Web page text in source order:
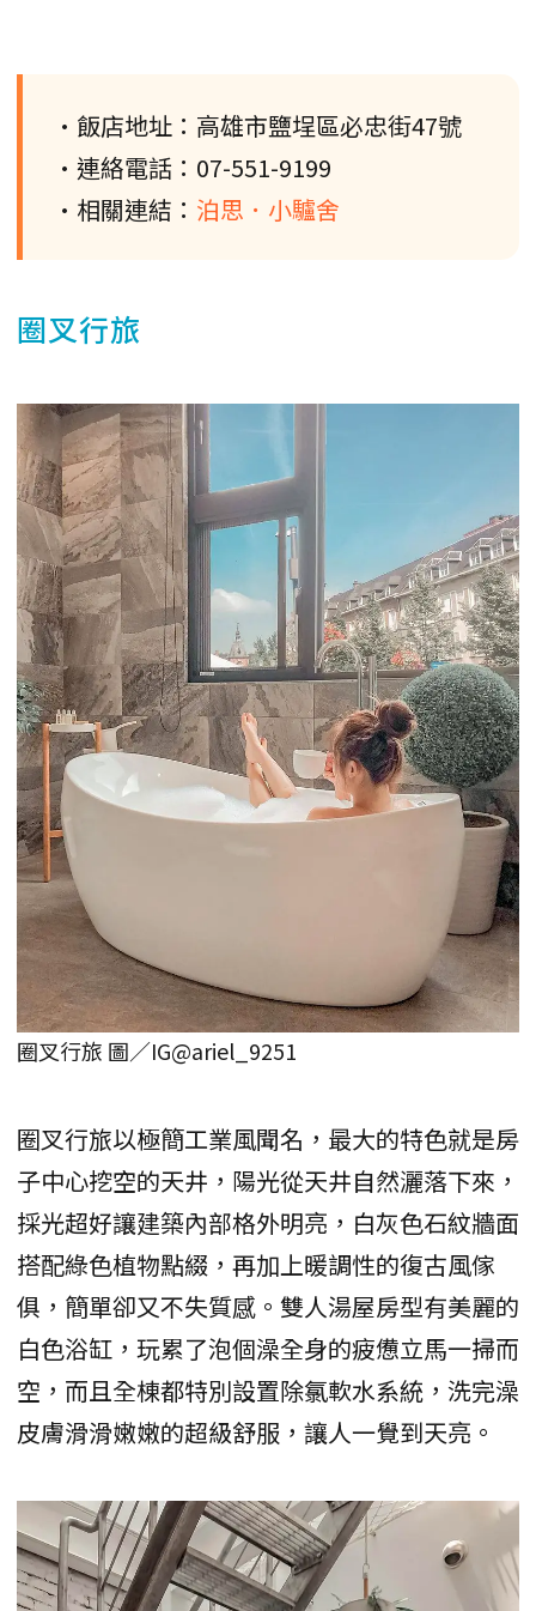
•飯店地址：高雄市鹽埕區必忠街47號
•連絡電話：07-551-9199
•相關連結： 泊思．小驢舍
圈叉行旅
圈叉行旅 圖／IG@ariel_9251
圈叉行旅以極簡工業風聞名，最大的特色就是房
子中心挖空的天井，陽光從天井自然灑落下來，
採光超好讓建築內部格外明亮，白灰色石紋牆面
搭配綠色植物點綴，再加上暖調性的復古風傢
俱，簡單卻又不失質感。雙人湯屋房型有美麗的
白色浴缸，玩累了泡個澡全身的疲憊立馬一掃而
空，而且全棟都特別設置除氯軟水系統，洗完澡
皮膚滑滑嫩嫩的超級舒服，讓人一覺到天亮。